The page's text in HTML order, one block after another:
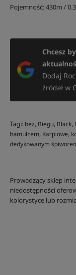
Pojemność: 430m /
Chcesz
Dodaj
źródeł w
Tagi: bez, Biegu, Black,
hamulcem, Karpiowe,
dedykowanym
Prowadzący sklep
niedostępności
kolorystyce lub